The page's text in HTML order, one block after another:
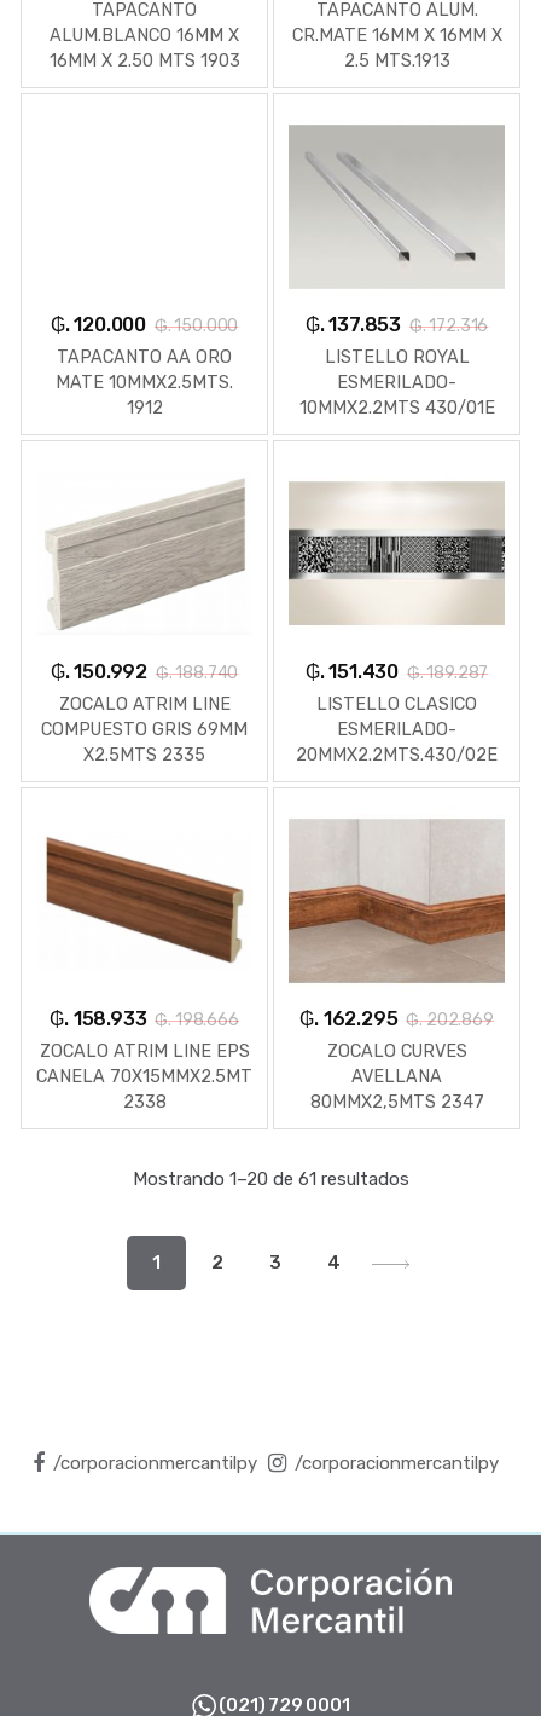
TAPACANTO
ALUM.BLANCO 16MM X
16MM X 2.50 MTS 1903
TAPACANTO ALUM.
CR.MATE 16MM X 16MM X
2.5 MTS.1913
₲. 120.000 ₲. 150.000
TAPACANTO AA ORO
MATE 10MMX2.5MTS.
1912
₲. 137.853 ₲. 172.316
LISTELLO ROYAL
ESMERILADO-
10MMX2.2MTS 430/01E
₲. 150.992 ₲. 188.740
ZOCALO ATRIM LINE
COMPUESTO GRIS 69MM
X2.5MTS 2335
₲. 151.430 ₲. 189.287
LISTELLO CLASICO
ESMERILADO-
20MMX2.2MTS.430/02E
₲. 158.933 ₲. 198.666
ZOCALO ATRIM LINE EPS
CANELA 70X15MMX2.5MT
2338
₲. 162.295 ₲. 202.869
ZOCALO CURVES
AVELLANA
80MMX2,5MTS 2347
Mostrando 1–20 de 61 resultados
1 2 3 4
/corporacionmercantilpy /corporacionmercantilpy
(021) 729 0001